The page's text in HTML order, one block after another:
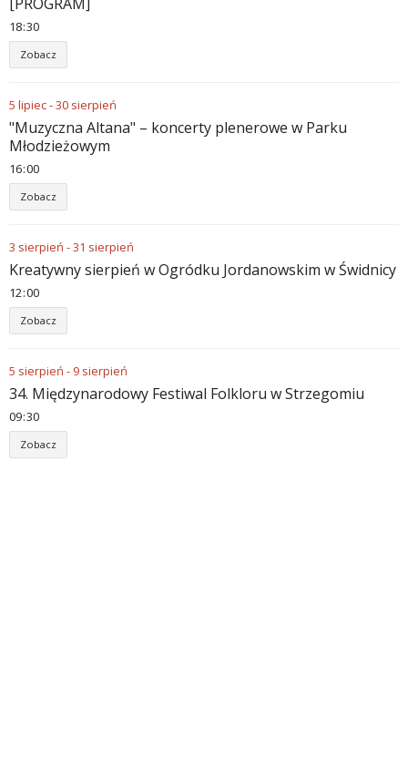
18:30
Zobacz
5 lipiec-30 sierpień
"Muzyczna Altana" – koncerty plenerowe w Parku
Młodzieżowym
16:00
Zobacz
3 sierpień -31 sierpień
Kreatywny sierpień w Ogródku Jordanowskim w Świdnicy
12:00
Zobacz
5 sierpień - 9 sierpień
34. Międzynarodowy Festiwal Folkloru w Strzegomiu
09:30
Zobacz